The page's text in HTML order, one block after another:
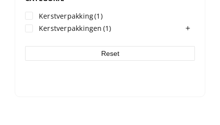
Kerstverpakking(1)
Kerstverpakkingen (1)
Reset